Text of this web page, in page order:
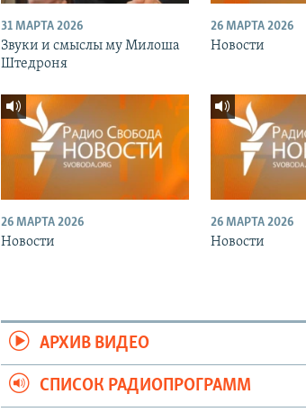
31 МАРТА 2026
Звуки и смыслы му Милоша
Штедроня
26 МАРТА 2026
Новости
26 МАРТА 2026
Новости
26 МАРТА 2026
Новости
АРХИВ ВИДЕО
СПИСОК РАДИОПРОГРАММ